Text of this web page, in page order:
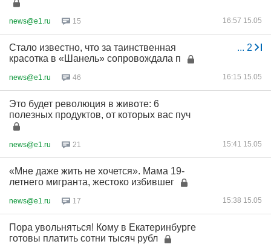
news@e1.ru 15 16:57 15.05
... 2
Стало известно, что за таинственная
красотка в «Шанель» сопровождала п
news@e1.ru 46 16:15 15.05
Это будет революция в животе: 6
полезных продуктов, от которых вас пуч
news@e1.ru 21 15:41 15.05
«Мне даже жить не хочется». Мама 19-
летнего мигранта, жестоко избившег
news@e1.ru 17 15:38 15.05
Пора увольняться! Кому в Екатеринбурге
готовы платить сотни тысяч рубл